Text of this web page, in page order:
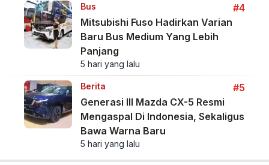
Bus
#4
Mitsubishi Fuso Hadirkan Varian
Baru Bus Medium Yang Lebih
Panjang
5 hari yang lalu
Berita
#5
Generasi III Mazda CX-5 Resmi
Mengaspal Di Indonesia, Sekaligus
Bawa Warna Baru
5 hari yang lalu